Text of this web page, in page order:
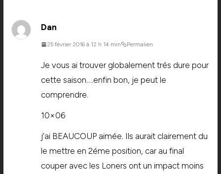
Dan
25 février 2016 à 12 h 14 min Permalien
Je vous ai trouver globalement trés dure pour
cette saison….enfin bon, je peut le
comprendre.
10×06
j’ai BEAUCOUP aimée. Ils aurait clairement du
le mettre en 2éme position, car au final
couper avec les Loners ont un impact moins